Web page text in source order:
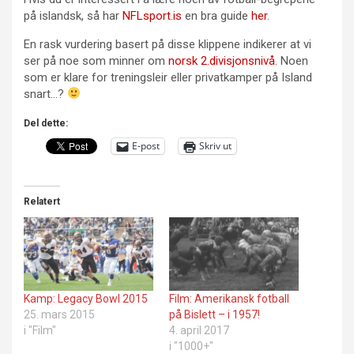
på islandsk, så har NFLsport.is en bra guide her.
En rask vurdering basert på disse klippene indikerer at vi
ser på noe som minner om norsk 2.divisjonsnivå . Noen
som er klare for treningsleir eller privatkamper på Island
snart…?
Del dette:
E-post Skriv ut
Relatert
Kamp: Legacy Bowl 2015
25. mars 2015
i "Film"
Film: Amerikansk fotball
på Bislett – i 1957!
4. april 2017
i "1000+"